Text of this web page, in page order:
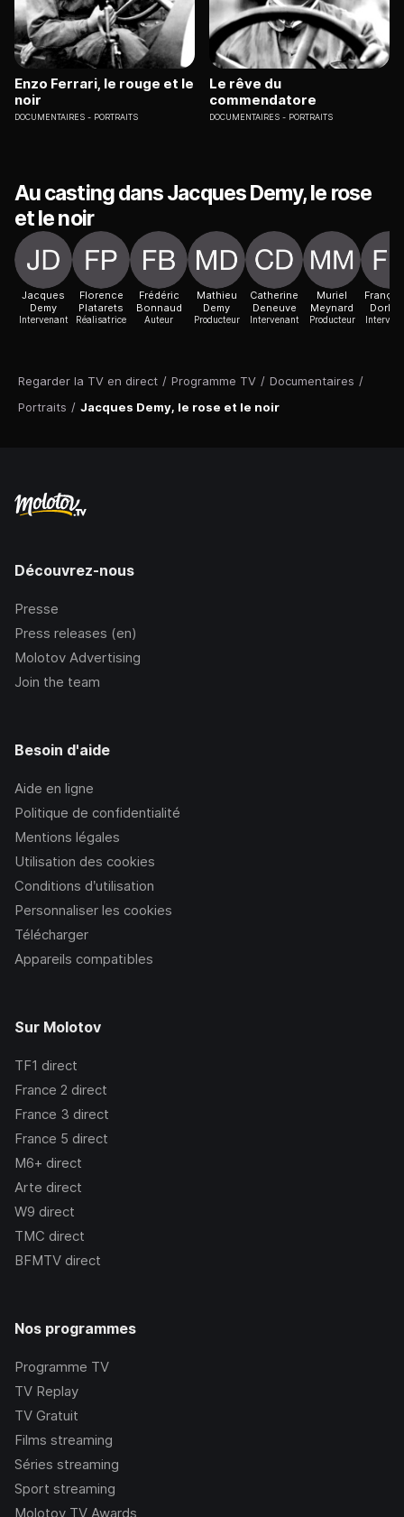
Regarder la TV en direct / Programme TV / Documentaires /
Portraits / Jacques Demy, le rose et le noir
Enzo Ferrari, le rouge et le
noir
DOCUMENTAIRES PORTRAITS
Le rêve du
commendatore
DOCUMENTAIRES PORTRAITS
Au casting dans Jacques Demy, le rose
et le noir
Jacques
Demy
Intervenant
Florence
Platarets
Réalisatrice
Frédéric
Bonnaud
Auteur
Mathieu
Demy
Producteur
Catherine
Deneuve
Intervenant
Muriel
Meynard
Producteur
Découvrez-nous
Presse
Press releases (en)
Molotov Advertising
Join the team
Besoin d'aide
Aide en ligne
Politique de confidentialité
Mentions légales
Utilisation des cookies
Conditions d’utilisation
Personnaliser les cookies
Télécharger
Appareils compatibles
Sur Molotov
TF1 direct
France 2 direct
France 3 direct
France 5 direct
M6+ direct
Arte direct
W9 direct
TMC direct
BFMTV direct
Nos programmes
Programme TV
TV Replay
TV Gratuit
Films streaming
Séries streaming
Sport streaming
Molotov TV Awards